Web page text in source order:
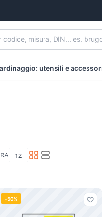
codice, misura, DIN... es.
utensili e accessori
-50%